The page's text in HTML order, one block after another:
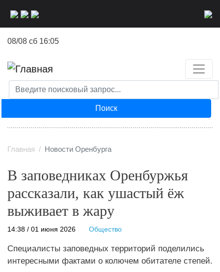
08/08 сб 16:05
Поиск
Главная Новости Оренбурга
В заповедниках Оренбуржья
рассказали, как ушастый ёж
выживает в жару
14:38 / 01 июня 2026 Общество
Специалисты заповедных территорий поделились
интересными фактами о колючем обитателе степей.